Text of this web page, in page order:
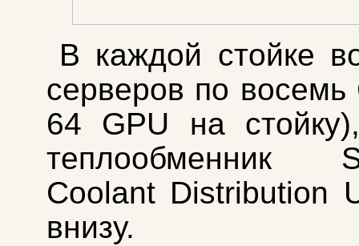
В каждой стойке
серверов по восемь
64 GPU на
теплообменник
Coolant Distribution
внизу.